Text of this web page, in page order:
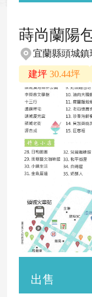
蒔尚蘭陽
宜蘭縣頭城鎮
建坪 30.44坪
出售